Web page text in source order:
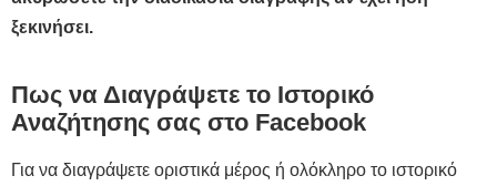
ξεκινήσει.
Πως να Διαγράψετε το Ιστορικό
Αναζήτησης σας στο Facebook
Για να διαγράψετε οριστικά μέρος ή ολόκληρο το ιστορικό